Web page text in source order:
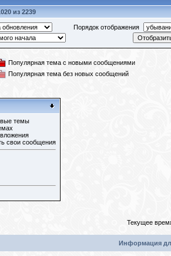
из 2239
Порядок отображения
Популярная тема с новыми сообщениями
Популярная тема без новых сообщений
темы
свои сообщения
Текущее
Информация